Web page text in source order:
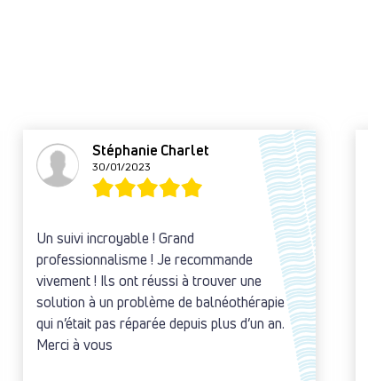
Stéphanie Charlet
30/01/2023
Un suivi incroyable ! Grand
professionnalisme ! Je recommande
vivement ! Ils ont réussi à trouver une
solution à un problème de balnéothérapie
qui n’était pas réparée depuis plus d’un an.
Merci à vous